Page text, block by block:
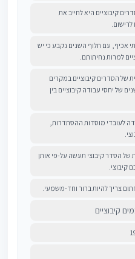
קיבוציים היא לחייב את
לרישום.
אכיף, עם חלוף השנים נקבע כי יש
למרות נחיתותם.
של הסדרים קיבוציים במקרים
של יחסי עבודה קיבוציים בין
לעובדי מוסדות ההסתדרות,
של הסדר קיבוצי תעשה על-פי אותן
קיבוצי.
קיבוציים